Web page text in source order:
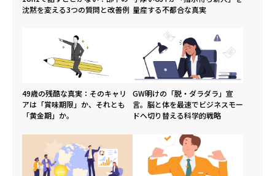
沈黙を変える3つの質問と改善例 量産する不都合な真実
49歳の残酷な真実：そのキャリ
アは「賞味期限」か、それとも
「黄金期」か。
GW明けの「脱・ダラダラ」宣
言。脳と体を最速でビジネスモー
ドへ切り替える科学的戦略